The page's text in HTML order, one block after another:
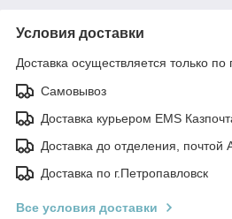
Условия доставки
Доставка осуществляется только по
Самовывоз
Доставка курьером EMS
Доставка до отделения, почтой
Доставка по г.Петропавловск
Все условия доставки